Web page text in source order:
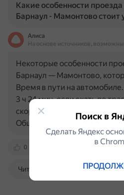
Какие особенности
Барнаул - Мамонтово стоит
Алиса
На основе источников,
0
Некоторые особенности
Барнаул — Мамонтово,
Время в пути на
3 ч 24 мин, если ехать по
скоростью около 70 км/ч
Общее количество…
Читать далее
Поиск в
Сделать Яндекс
в